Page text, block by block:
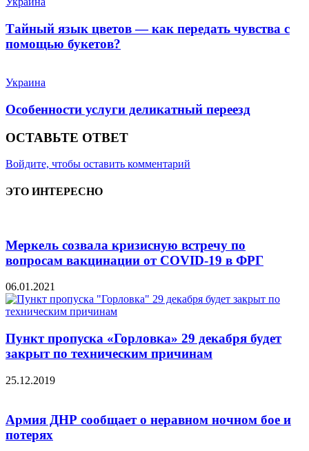
Тайный язык цветов — как передать чувства с
помощью букетов?
Украина
Особенности услуги деликатный переезд
ОСТАВЬТЕ ОТВЕТ
Войдите, чтобы оставить комментарий
ЭТО ИНТЕРЕСНО
Меркель созвала кризисную встречу по
вопросам вакцинации от COVID-19 в ФРГ
06.01.2021
Пункт пропуска «Горловка» 29 декабря будет
закрыт по техническим причинам
25.12.2019
Армия ДНР сообщает о неравном ночном бое и
потерях